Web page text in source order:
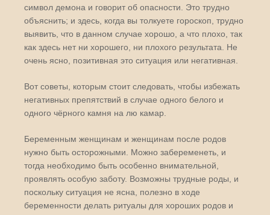
символ демона и говорит об опасности. Это трудно
объяснить; и здесь, когда вы толкуете гороскоп, трудно
выявить, что в данном случае хорошо, а что плохо, так
как здесь нет ни хорошего, ни плохого результата. Не
очень ясно, позитивная это ситуация или негативная.
Вот советы, которым стоит следовать, чтобы избежать
негативных препятствий в случае одного белого и
одного чёрного камня на лю камар.
Беременным женщинам и женщинам после родов
нужно быть осторожными. Можно забеременеть, и
тогда необходимо быть особенно внимательной,
проявлять особую заботу. Возможны трудные роды, и
поскольку ситуация не ясна, полезно в ходе
беременности делать ритуалы для хороших родов и